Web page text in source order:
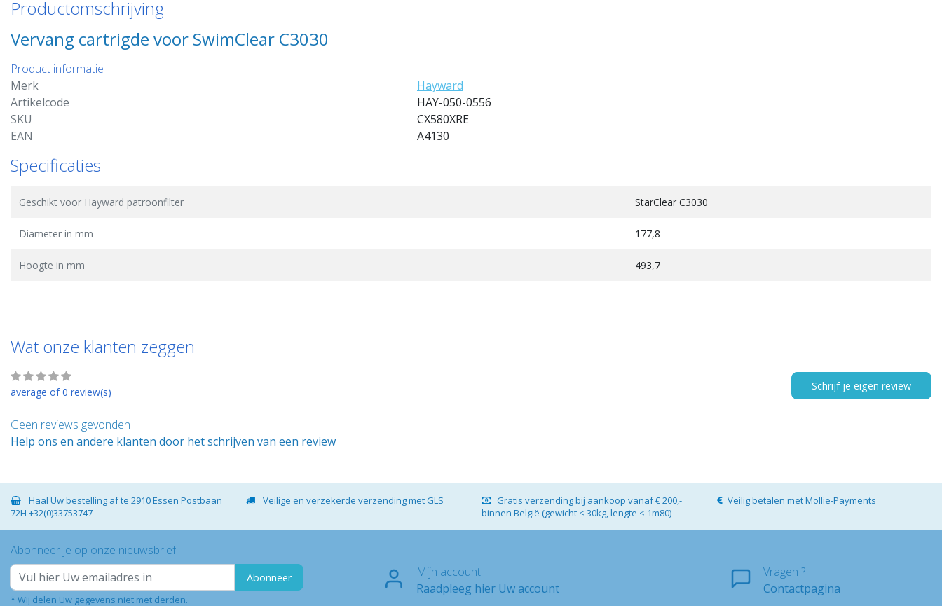
Productomschrijving
Vervang cartrigde voor SwimClear C3030
Product informatie
Merk
Hayward
Artikelcode
HAY-050-0556
SKU
CX580XRE
EAN
A4130
Specificaties
Geschikt voor Hayward patroonfilter StarClear C3030
Diameter in mm 177,8
Hoogte in mm 493,7
Wat onze klanten zeggen
average of 0 review(s) Schrijf je eigen review
Geen reviews gevonden
Help ons en andere klanten door het schrijven van een review
Haal Uw bestelling af te 2910 Essen Postbaan
72H +32(0)33753747
Veilige en verzekerde verzending met GLS
Gratis verzending bij aankoop vanaf € 200,-
binnen België (gewicht < 30kg, lengte < 1m80)
Veilig betalen met Mollie-Payments
Abonneer je op onze nieuwsbrief
Abonneer
* Wij delen Uw gegevens niet met derden.
Mijn account
Raadpleeg hier Uw account
Vragen ?
Contactpagina